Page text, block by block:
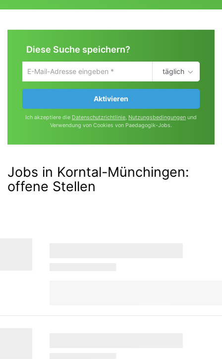
Diese Suche speichern?
Um
die
aktuelle
zu
speichern
deine
ein
täglich
Aktivieren
Ich akzeptiere die Datenschutzrichtlinie, Nutzungsbedingungen und
Verwendung von Cookies von Paedagogik-Jobs.
Jobs in Korntal-Münchingen:
offene Stellen